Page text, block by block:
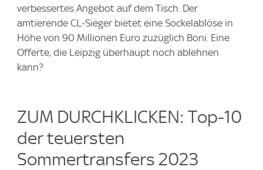
verbessertes Angebot auf dem Tisch. Der
amtierende CL-Sieger bietet eine Sockelablöse in
Höhe von 90 Millionen Euro zuzüglich Boni. Eine
Offerte, die Leipzig überhaupt noch ablehnen
kann?
ZUM DURCHKLICKEN: Top-10
der teuersten
Sommertransfers 2023